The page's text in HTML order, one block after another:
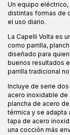
Un equipo
distintas formas de
el uso diario.
La Capelli Volta es
como parrilla,
diseñado para
buenos resultados
parrilla tradicional
Incluye de serie
acero inoxidable de
plancha de acero
térmica y se adapta
tapa de acero
una cocción más